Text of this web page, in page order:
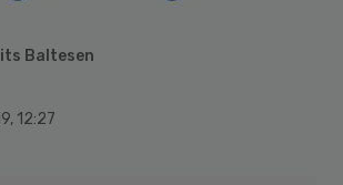
Baltesen
, 12:27